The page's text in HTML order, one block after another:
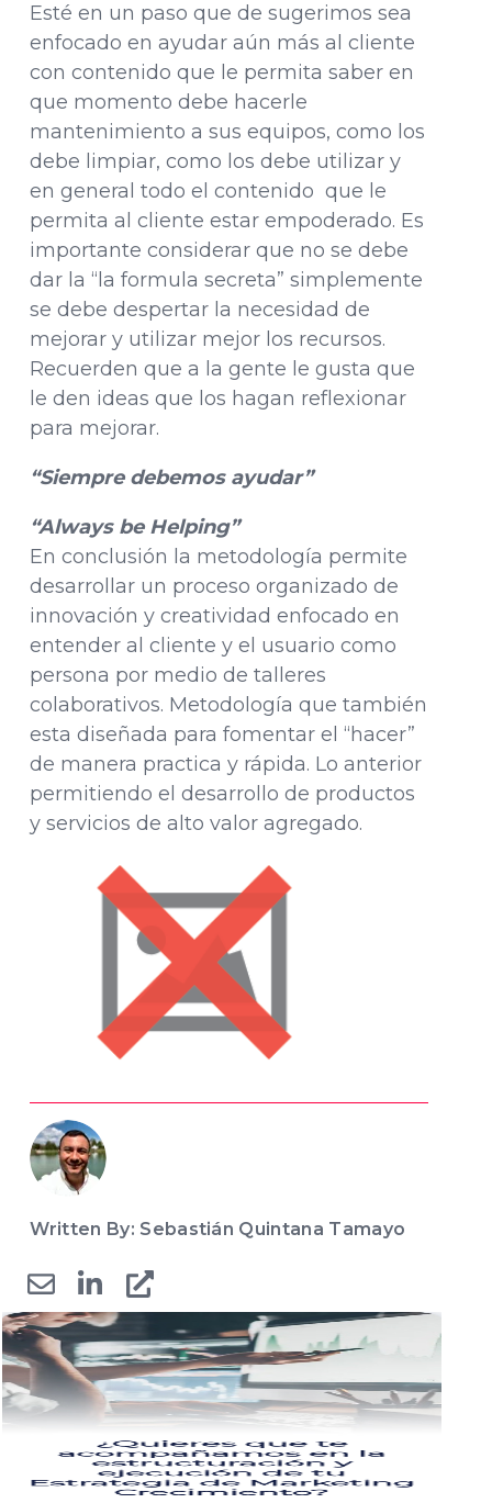
Esté en un paso que de sugerimos sea
enfocado en ayudar aún más al cliente
con contenido que le permita saber en
que momento debe hacerle
mantenimiento a sus equipos, como los
debe limpiar, como los debe utilizar y
en general todo el contenido que le
permita al cliente estar empoderado. Es
importante considerar que no se debe
dar la “la formula secreta” simplemente
se debe despertar la necesidad de
mejorar y utilizar mejor los recursos.
Recuerden que a la gente le gusta que
le den ideas que los hagan reflexionar
para mejorar.
“Siempre debemos ayudar”
“Always be Helping”
En conclusión la metodología permite
desarrollar un proceso organizado de
innovación y creatividad enfocado en
entender al cliente y el usuario como
persona por medio de talleres
colaborativos. Metodología que también
esta diseñada para fomentar el “hacer”
de manera practica y rápida. Lo anterior
permitiendo el desarrollo de productos
y servicios de alto valor agregado.
Written By: Sebastián Quintana Tamayo